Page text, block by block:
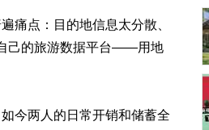
痛点：目的地信息太分散、
己的旅游数据平台——用地
今两人的日常开销和储蓄全